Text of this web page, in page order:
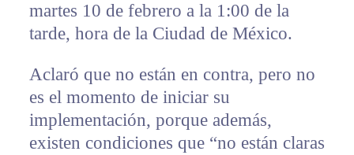
martes 10 de febrero a la 1:00 de la
tarde, hora de la Ciudad de México.
Aclaró que no están en contra, pero no
es el momento de iniciar su
implementación, porque además,
existen condiciones que “no están claras